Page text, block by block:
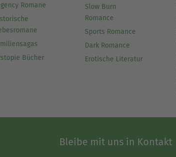
Romane
Bücher
Slow Burn
Romance
Sports Romance
Dark Romance
Erotische Literatur
Bleibe mit uns in Kontakt